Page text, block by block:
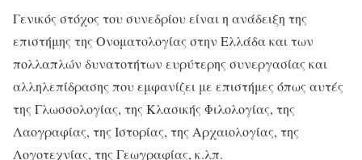
Γενικός στόχος του συνεδρίου είναι η ανάδειξη της
επιστήμης της Ονοματολογίας στην Ελλάδα και των
πολλαπλών δυνατοτήτων ευρύτερης συνεργασίας και
αλληλεπίδρασης που εμφανίζει με επιστήμες όπως αυτές
της Γλωσσολογίας, της Κλασικής Φιλολογίας, της
Λαογραφίας, της Ιστορίας, της Αρχαιολογίας, της
Λογοτεχνίας, της Γεωγραφίας, κ.λπ.